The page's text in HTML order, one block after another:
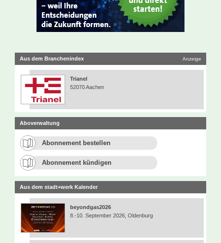
Aus dem Branchenindex Anzeige
Trianel
52070 Aachen
Aboverwaltung
Abonnement bestellen
Abonnement kündigen
Aus dem stadt+werk Kalender
beyondgas2026
8.-10. September 2026, Oldenburg